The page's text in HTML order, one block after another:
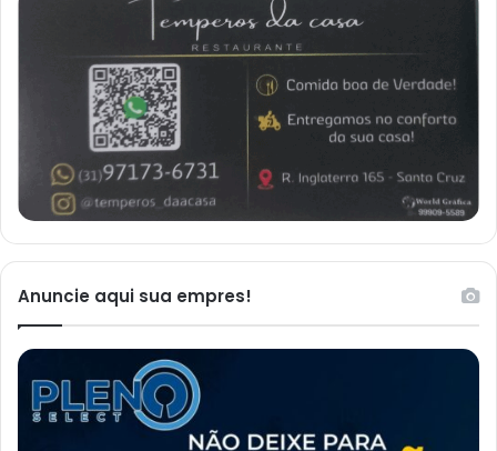
Anuncie aqui sua empres!